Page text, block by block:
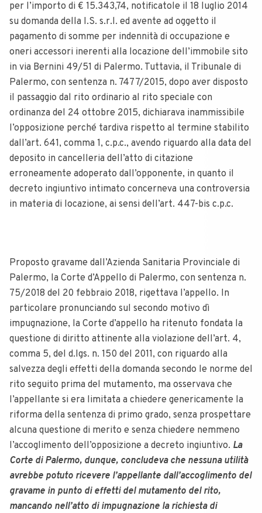
per l’importo di € 15.343,74, notificatole il 18 luglio 2014
su domanda della I.S. s.r.l. ed avente ad oggetto il
pagamento di somme per indennità di occupazione e
oneri accessori inerenti alla locazione dell’immobile sito
in via Bernini 49/51 di Palermo. Tuttavia, il Tribunale di
Palermo, con sentenza n. 7477/2015, dopo aver disposto
il passaggio dal rito ordinario al rito speciale con
ordinanza del 24 ottobre 2015, dichiarava inammissibile
l’opposizione perché tardiva rispetto al termine stabilito
dall’art. 641, comma 1, c.p.c., avendo riguardo alla data del
deposito in cancelleria dell’atto di citazione
erroneamente adoperato dall’opponente, in quanto il
decreto ingiuntivo intimato concerneva una controversia
in materia di locazione, ai sensi dell’art. 447-bis c.p.c.
Proposto gravame dall’Azienda Sanitaria Provinciale di
Palermo, la Corte d’Appello di Palermo, con sentenza n.
75/2018 del 20 febbraio 2018, rigettava l’appello. In
particolare pronunciando sul secondo motivo dì
impugnazione, la Corte d’appello ha ritenuto fondata la
questione di diritto attinente alla violazione dell’art. 4,
comma 5, del d.lgs. n. 150 del 2011, con riguardo alla
salvezza degli effetti della domanda secondo le norme del
rito seguito prima del mutamento, ma osservava che
l’appellante si era limitata a chiedere genericamente la
riforma della sentenza di primo grado, senza prospettare
alcuna questione di merito e senza chiedere nemmeno
l’accoglimento dell’opposizione a decreto ingiuntivo. La
Corte di Palermo, dunque, concludeva che nessuna utilità
avrebbe potuto ricevere l’appellante dall’accoglimento del
gravame in punto di effetti del mutamento del rito,
mancando nell’atto di impugnazione la richiesta di